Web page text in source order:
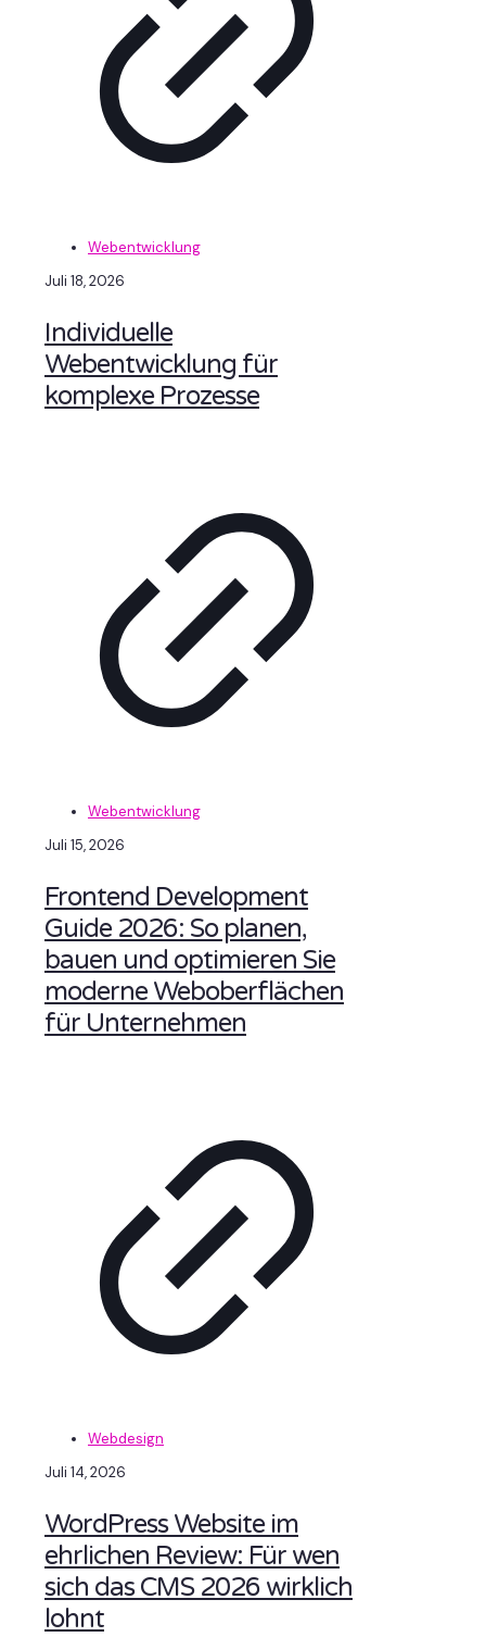
Webentwicklung
Juli 18, 2026
Individuelle
Webentwicklung für
komplexe Prozesse
Webentwicklung
Juli 15, 2026
Frontend Development
Guide 2026: So planen,
bauen und optimieren Sie
moderne Weboberflächen
für Unternehmen
Webdesign
Juli 14, 2026
WordPress Website im
ehrlichen Review: Für wen
sich das CMS 2026 wirklich
lohnt